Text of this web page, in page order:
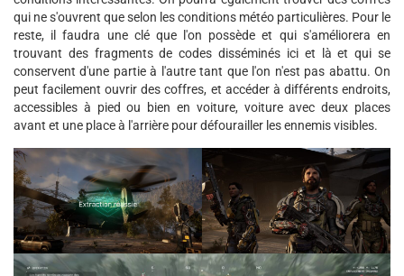
qui ne s'ouvrent que selon les conditions météo particulières. Pour le
reste, il faudra une clé que l'on possède et qui s'améliorera en
trouvant des fragments de codes disséminés ici et là et qui se
conservent d'une partie à l'autre tant que l'on n'est pas abattu. On
peut facilement ouvrir des coffres, et accéder à différents endroits,
accessibles à pied ou bien en voiture, voiture avec deux places
avant et une place à l'arrière pour défourailler les ennemis visibles.